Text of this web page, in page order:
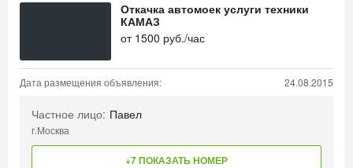
Откачка автомоек услуги техники
КАМАЗ
от 1500 руб./час
Дата размещения объявления: 24.08.2015
Частное лицо: Павел
г.Москва
+7 ПОКАЗАТЬ НОМЕР